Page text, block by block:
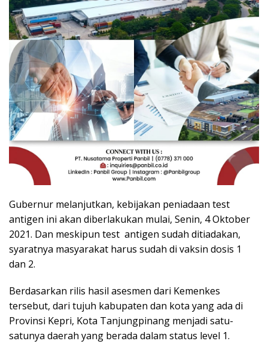
Gubernur melanjutkan, kebijakan peniadaan test
antigen ini akan diberlakukan mulai, Senin, 4 Oktober
2021. Dan meskipun test antigen sudah ditiadakan,
syaratnya masyarakat harus sudah di vaksin dosis 1
dan 2.
Berdasarkan rilis hasil asesmen dari Kemenkes
tersebut, dari tujuh kabupaten dan kota yang ada di
Provinsi Kepri, Kota Tanjungpinang menjadi satu-
satunya daerah yang berada dalam status level 1.